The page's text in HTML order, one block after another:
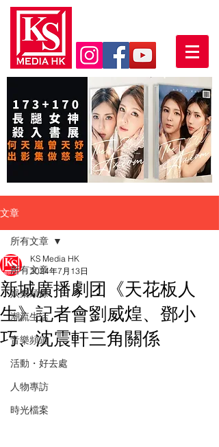
文章
所有文章
娛樂頭條
潮流生活
音樂頻道
活動・好去處
人物專訪
時光檔案
所有文章
新城廣播劇团《天花板人
生》記者會劉威煌、鄧小
巧、沈震軒三角關係
KS Media HK
2024年7月13日